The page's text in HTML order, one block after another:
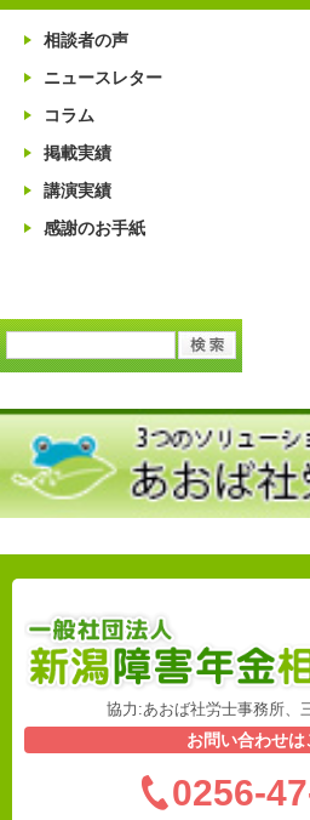
相談者の声
ニュースレター
コラム
掲載実績
講演実績
感謝のお手紙
協力:あおば社労士事務所、
お問い合わせは
0256-